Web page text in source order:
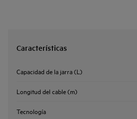
Características
Capacidad de la jarra (L)
Longitud del cable (m)
Tecnología